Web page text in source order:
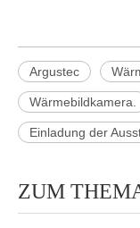
Argustec
Wärmebildkamera.
Einladung der
ZUM